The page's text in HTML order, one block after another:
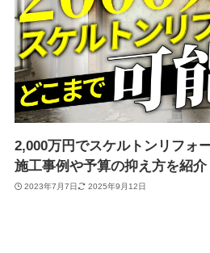
2,000万円でスケルトンリフォ
施工事例や予算の抑え方を紹介
2023年7月7日 2025年9月12日